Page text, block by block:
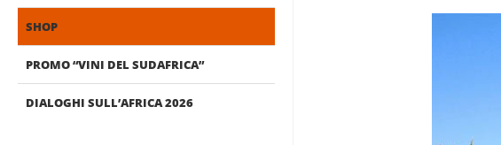
SHOP
PROMO “VINI DEL SUDAFRICA”
DIALOGHI SULL’AFRICA 2026